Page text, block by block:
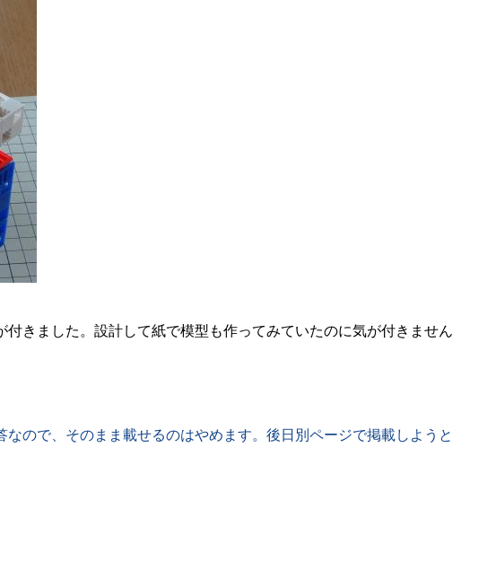
きました。設計して紙で模型も作ってみていたのに気が付きません
ので、そのまま載せるのはやめます。後日別ページで掲載しようと